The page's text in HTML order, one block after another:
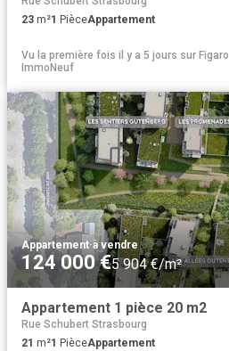
23 m²1 PièceAppartement
Vu la première fois il y a 5 jours sur Figaro
ImmoNeuf
Appartement·à vendre
124 000 €5 904 €/m²
Appartement 1 pièce 20 m2
Rue Schubert Strasbourg
21 m²1 PièceAppartement